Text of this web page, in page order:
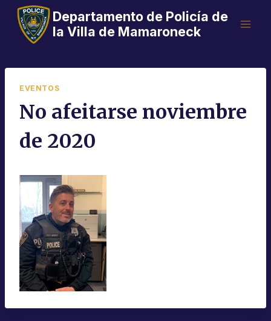
Saltar
Contenido
Departamento de Policía de
la Villa de Mamaroneck
EVENTOS
No afeitarse noviembre
de 2020